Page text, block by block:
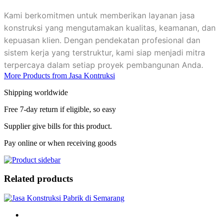
Kami berkomitmen untuk memberikan layanan jasa
konstruksi yang mengutamakan kualitas, keamanan, dan
kepuasan klien. Dengan pendekatan profesional dan
sistem kerja yang terstruktur, kami siap menjadi mitra
terpercaya dalam setiap proyek pembangunan Anda.
More Products from Jasa Kontruksi
Shipping worldwide
Free 7-day return if eligible, so easy
Supplier give bills for this product.
Pay online or when receiving goods
Related products